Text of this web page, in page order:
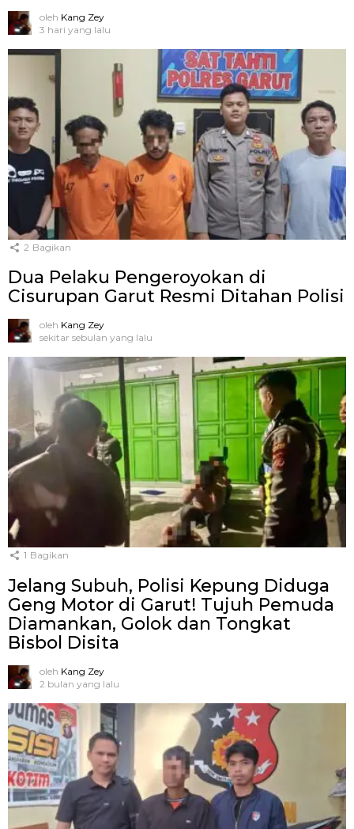
oleh Kang Zey
3 hari yang lalu
2 Bagikan
Dua Pelaku Pengeroyokan di
Cisurupan Garut Resmi Ditahan Polisi
oleh Kang Zey
sekitar sebulan yang lalu
1 Bagikan
Jelang Subuh, Polisi Kepung Diduga
Geng Motor di Garut! Tujuh Pemuda
Diamankan, Golok dan Tongkat
Bisbol Disita
oleh Kang Zey
2 bulan yang lalu